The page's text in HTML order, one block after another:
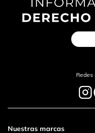
Nuestras marcas